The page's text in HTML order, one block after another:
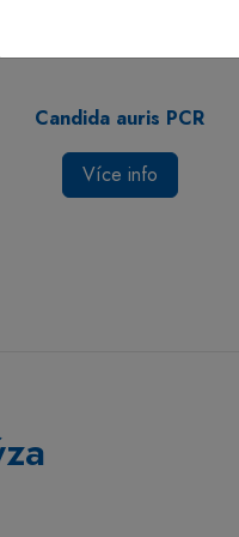
Candida auris PCR
Více info